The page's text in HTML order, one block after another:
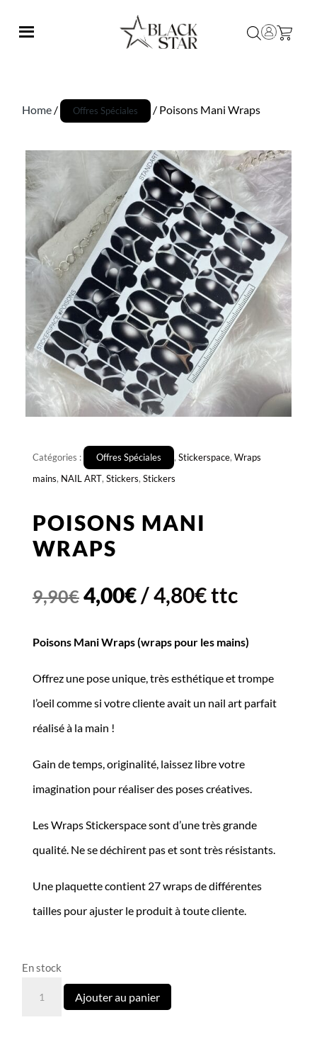
Home / Offres Spéciales / Poisons Mani Wraps
Catégories : Offres Spéciales , Stickerspace, Wraps
mains, NAIL ART, Stickers, Stickers
POISONS MANI
WRAPS
9,90€ Le
était :
9,90€.
4,00€Le
est :
/4,80€ttc
Poisons Mani Wraps (wraps pour les mains)
Offrez une pose unique, très esthétique et trompe
l’oeil comme si votre cliente avait un nail art parfait
réalisé à la main !
Gain de temps, originalité, laissez libre votre
imagination pour réaliser des poses créatives.
Les Wraps Stickerspace sont d’une très grande
qualité. Ne se déchirent pas et sont très résistants.
Une plaquette contient 27 wraps de différentes
tailles pour ajuster le produit à toute cliente.
En stock
Ajouter au panier